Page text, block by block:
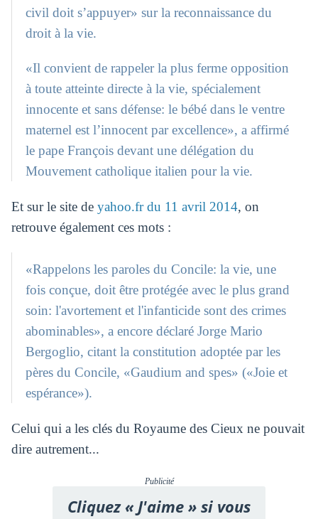
civil doit s’appuyer» sur la reconnaissance du
droit à la vie.
«Il convient de rappeler la plus ferme opposition
à toute atteinte directe à la vie, spécialement
innocente et sans défense: le bébé dans le ventre
maternel est l’innocent par excellence», a affirmé
le pape François devant une délégation du
Mouvement catholique italien pour la vie.
Et sur le site de yahoo.fr du 11 avril 2014, on
retrouve également ces mots :
«Rappelons les paroles du Concile: la vie, une
fois conçue, doit être protégée avec le plus grand
soin: l'avortement et l'infanticide sont des crimes
abominables», a encore déclaré Jorge Mario
Bergoglio, citant la constitution adoptée par les
pères du Concile, «Gaudium and spes» («Joie et
espérance»).
Celui qui a les clés du Royaume des Cieux ne pouvait
dire autrement...
Publicité
Cliquez « J'aime » si vous